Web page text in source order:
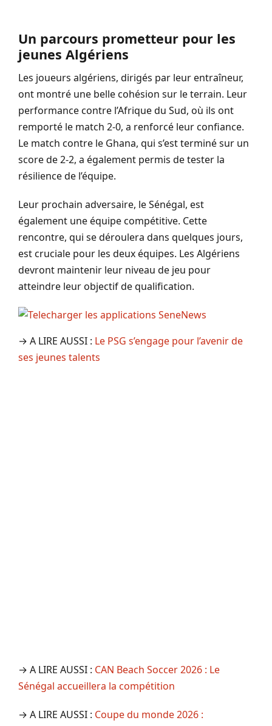
Un parcours prometteur pour les
jeunes Algériens
Les joueurs algériens, dirigés par leur entraîneur,
ont montré une belle cohésion sur le terrain. Leur
performance contre l’Afrique du Sud, où ils ont
remporté le match 2-0, a renforcé leur confiance.
Le match contre le Ghana, qui s’est terminé sur un
score de 2-2, a également permis de tester la
résilience de l’équipe.
Leur prochain adversaire, le Sénégal, est
également une équipe compétitive. Cette
rencontre, qui se déroulera dans quelques jours,
est cruciale pour les deux équipes. Les Algériens
devront maintenir leur niveau de jeu pour
atteindre leur objectif de qualification.
→ A LIRE AUSSI : Le PSG s’engage pour l’avenir de
ses jeunes talents
→ A LIRE AUSSI : CAN Beach Soccer 2026 : Le
Sénégal accueillera la compétition
→ A LIRE AUSSI : Coupe du monde 2026 :